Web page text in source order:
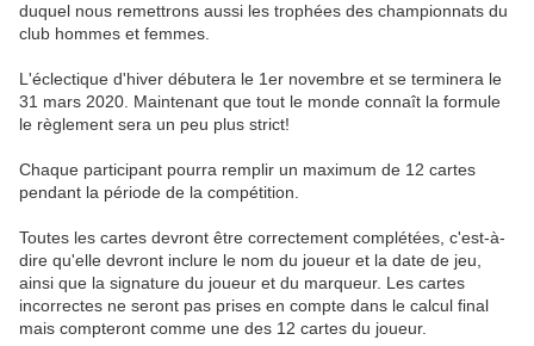
duquel nous remettrons aussi les trophées des championnats du
club hommes et femmes.
L'éclectique d'hiver débutera le 1er novembre et se terminera le
31 mars 2020. Maintenant que tout le monde connaît la formule
le règlement sera un peu plus strict!
Chaque participant pourra remplir un maximum de 12 cartes
pendant la période de la compétition.
Toutes les cartes devront être correctement complétées, c'est-à-
dire qu'elle devront inclure le nom du joueur et la date de jeu,
ainsi que la signature du joueur et du marqueur. Les cartes
incorrectes ne seront pas prises en compte dans le calcul final
mais compteront comme une des 12 cartes du joueur.